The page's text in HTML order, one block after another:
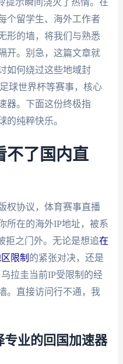
提示瞬间浇灭了热情。在
个留学生、海外工作者
形的墙，将我们与熟悉
开。别急，这篇文章就
如何绕过这些地域封
球世界杯等赛事，核心
器。下面这份终极指
的纯粹快乐。
不了国内直
权协议，体育赛事直播
所在的海外IP地址，被系
拒之门外。无论是想追在
限制 的紧张对决，还是
拉圭当前IP受限制的经
。直接访问行不通，我
业的回国加速器